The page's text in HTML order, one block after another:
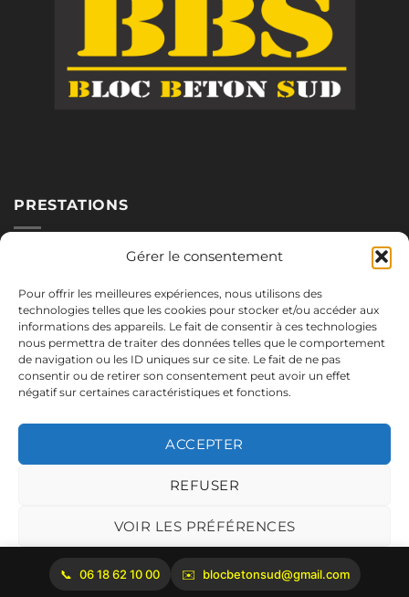
Gérer le consentement
Pour offrir les meilleures expériences, nous utilisons des
technologies telles que les cookies pour stocker et/ou accéder aux
informations des appareils. Le fait de consentir à ces technologies
nous permettra de traiter des données telles que le comportement
de navigation ou les ID uniques sur ce site. Le fait de ne pas
consentir ou de retirer son consentement peut avoir un effet
négatif sur certaines caractéristiques et fonctions.
ACCEPTER
REFUSER
VOIR LES PRÉFÉRENCES
Politique de cookies
PRESTATIONS
Réalisations
NOUS CONTACTER
blocbetonsud@gmail.com
2645 Route de Cadenet
Copyright 2026 ©Bloc Béton Sud
06 18 62 10 00 blocbetonsud@gmail.com